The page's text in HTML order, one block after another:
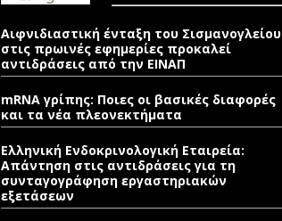
Αιφνιδιαστική ένταξη του Σισμανογλείου
στις πρωινές εφημερίες προκαλεί
αντιδράσεις από την ΕΙΝΑΠ
mRNA γρίπης: Ποιες οι βασικές διαφορές
και τα νέα πλεονεκτήματα
Ελληνική Ενδοκρινολογική Εταιρεία:
Απάντηση στις αντιδράσεις για τη
συνταγογράφηση εργαστηριακών
εξετάσεων